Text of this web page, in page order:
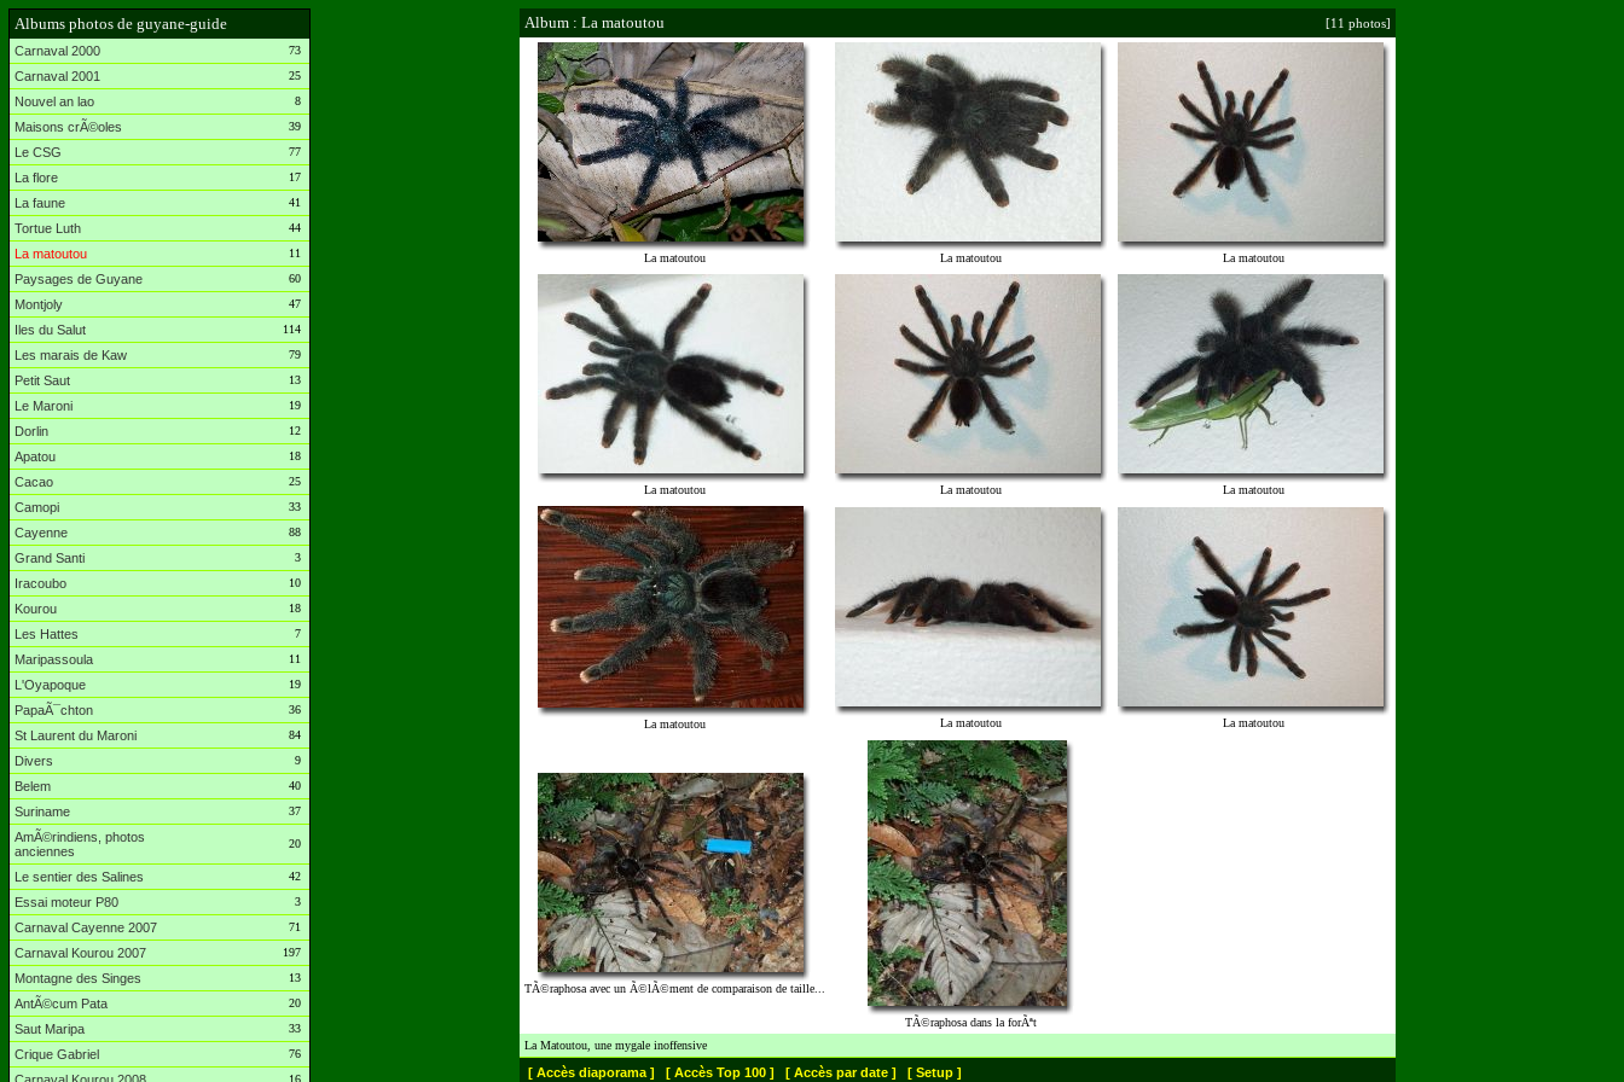
Albums photos de guyane-guide
Carnaval 2000 73
Carnaval 2001 25
Nouvel an lao 8
Maisons crÃ©oles 39
Le CSG 77
La flore 17
La faune 41
Tortue Luth 44
La matoutou 11
Paysages de Guyane 60
Montjoly 47
Iles du Salut 114
Les marais de Kaw 79
Petit Saut 13
Le Maroni 19
Dorlin 12
Apatou 18
Cacao 25
Camopi 33
Cayenne 88
Grand Santi 3
Iracoubo 10
Kourou 18
Les Hattes 7
Maripassoula 11
L'Oyapoque 19
PapaÃ¯chton 36
St Laurent du Maroni 84
Divers 9
Belem 40
Suriname 37
AmÃ©rindiens, photos
anciennes
20
Le sentier des Salines 42
Essai moteur P80 3
Carnaval Cayenne 2007 71
Carnaval Kourou 2007 197
Montagne des Singes 13
AntÃ©cum Pata 20
Saut Maripa 33
Crique Gabriel 76
16
Album : La matoutou [11 photos]
La matoutou La matoutou La matoutou
La matoutou La matoutou La matoutou
La matoutou La matoutou La matoutou
TÃ©raphosa avec un Ã©lÃ©ment de comparaison de taille...
TÃ©raphosa dans la forÃªt
La Matoutou, une mygale inoffensive
[ Accès diaporama ] [ Accès Top 100 ] [ Accès par date ] [ Setup ]